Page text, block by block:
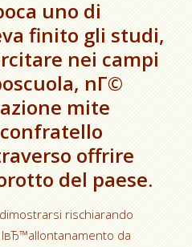
uno di
finito gli studi,
nei campi
nГ©
mite
offrire
del paese.
rischiarando
da